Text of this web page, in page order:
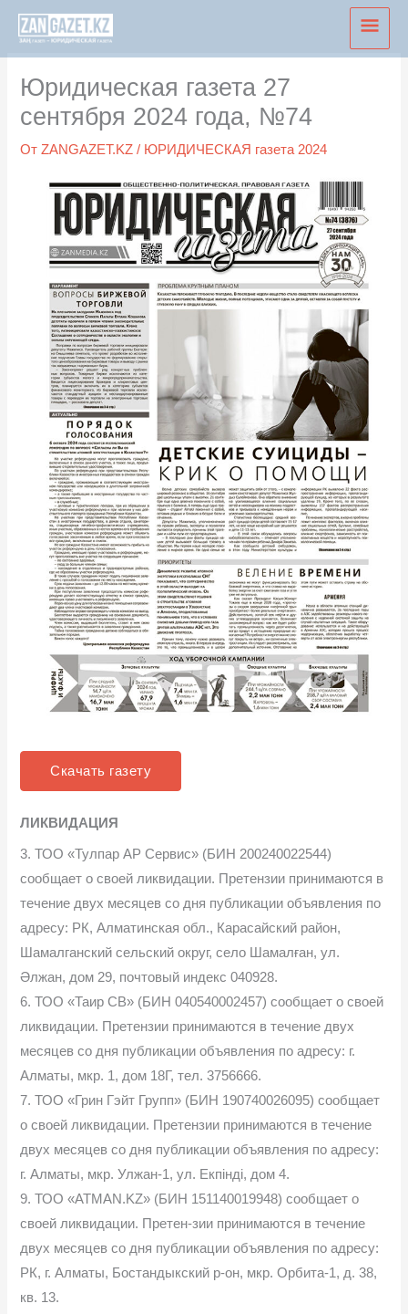
Перейти
содержимому
Юридическая газета 27
сентября 2024 года, №74
ОтZANGAZET.KZ/ ЮРИДИЧЕСКАЯ газета 2024
Скачать газету
ЛИКВИДАЦИЯ
3. ТОО «Тулпар АР Сервис» (БИН 200240022544)
сообщает о своей ликвидации. Претензии принимаются в
течение двух месяцев со дня публикации объявления по
адресу: РК, Алматинская обл., Карасайский район,
Шамалганский сельский округ, село Шамалған, ул.
Әлжан, дом 29, почтовый индекс 040928.
6. ТОО «Таир СВ» (БИН 040540002457) сообщает о своей
ликвидации. Претензии принимаются в течение двух
месяцев со дня публикации объявления по адресу: г.
Алматы, мкр. 1, дом 18Г, тел. 3756666.
7. ТОО «Грин Гэйт Групп» (БИН 190740026095) сообщает
о своей ликвидации. Претензии принимаются в течение
двух месяцев со дня публикации объявления по адресу:
г. Алматы, мкр. Улжан-1, ул. Екпінді, дом 4.
9. ТОО «ATMAN.KZ» (БИН 151140019948) сообщает о
своей ликвидации. Претен-зии принимаются в течение
двух месяцев со дня публикации объявления по адресу:
РК, г. Алматы, Бостандыкский р-он, мкр. Орбита-1, д. 38,
кв. 13.